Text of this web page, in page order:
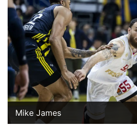
Mike James